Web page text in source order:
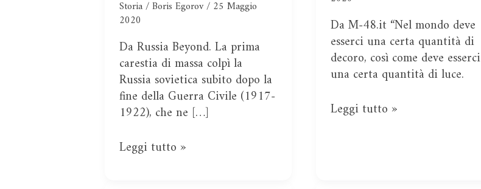
Storia/Boris Egorov/ 25 Maggio
2020
Da Russia Beyond. La prima
carestia di massa colpì la
Russia sovietica subito dopo la
fine della Guerra Civile (1917-
1922), che ne […]
ci
delle
terribili
carestie
Leggi tutto »
Da M-48.it “Nel mondo deve
esserci una certa quantità di
decoro, così come deve esserci
una certa quantità di luce.
di
Martí
Leggi tutto »